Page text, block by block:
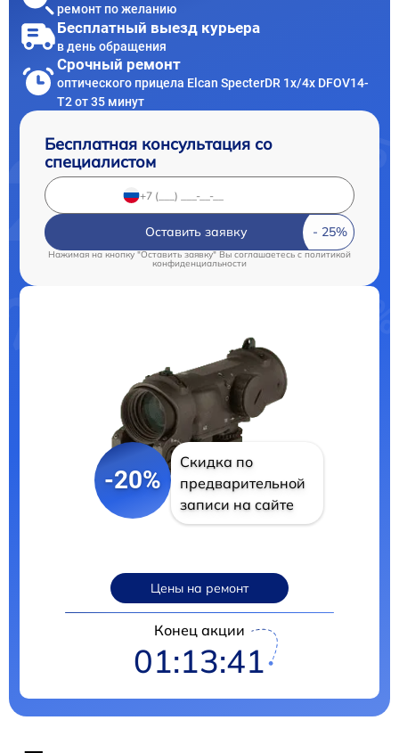
ремонт по желанию
Бесплатный выезд курьера
в день обращения
Срочный ремонт
оптического прицела Elcan SpecterDR 1x/4x DFOV14-
T2 от 35 минут
Бесплатная консультация со
специалистом
Оставить заявку
Нажимая на кнопку "Оставить заявку" Вы соглашаетесь c политикой
конфиденциальности
-20%
Скидка по
предварительной
записи на сайте
Цены на ремонт
Конец акции
01:13:40